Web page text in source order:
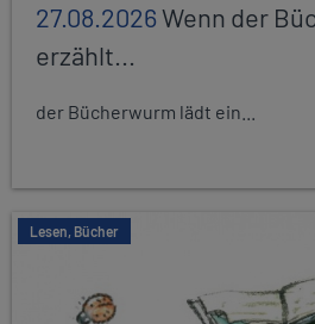
27.08.2026Wenn der
erzählt...
der Bücherwurm lädt ein...
Lesen, Bücher